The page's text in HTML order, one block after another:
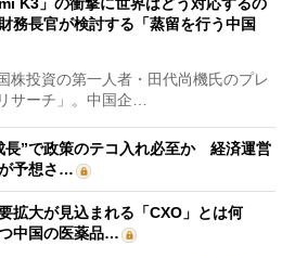
K3」の衝撃に世界はどう対応するの
長官が検討する「蒸留を行う中国
投資の第一人者・田代尚機氏のプレ
サーチ」。中国企…
長”で政策のテコ入れ必至か 経済運営
予想さ…
拡大が見込まれる「CXO」とは何
中国の医薬品…